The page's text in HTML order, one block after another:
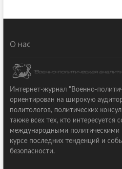
О нас
Интернет-журнал "Военно-
ориентирован на широкую
политологов, политических
также всех тех, кто интересуется
международными политическими
курсе последних тенденций и
безопасности.